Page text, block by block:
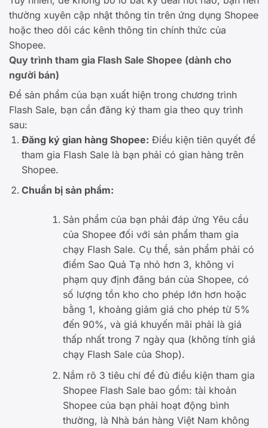
thường xuyên cập nhật thông tin trên ứng dụng Shopee
hoặc theo dõi các kênh thông tin chính thức của
Shopee.
Quy trình tham gia Flash Sale Shopee (dành cho
người bán)
Để sản phẩm của bạn xuất hiện trong chương trình
Flash Sale, bạn cần đăng ký tham gia theo quy trình
sau:
Đăng ký gian hàng Shopee: Điều kiện tiên quyết để
tham gia Flash Sale là bạn phải có gian hàng trên
Shopee.
Chuẩn bị sản phẩm:
Sản phẩm của bạn phải đáp ứng Yêu cầu
của Shopee đối với sản phẩm tham gia
chạy Flash Sale. Cụ thể, sản phẩm phải có
điểm Sao Quả Tạ nhỏ hơn 3, không vi
phạm quy định đăng bán của Shopee, có
số lượng tồn kho cho phép lớn hơn hoặc
bằng 1, khoảng giảm giá cho phép từ 5%
đến 90%, và giá khuyến mãi phải là giá
thấp nhất trong 7 ngày qua (không tính giá
chạy Flash Sale của Shop).
Nắm rõ 3 tiêu chí để đủ điều kiện tham gia
Shopee Flash Sale bao gồm: tài khoản
Shopee của bạn phải hoạt động bình
thường, là Nhà bán hàng Việt Nam không